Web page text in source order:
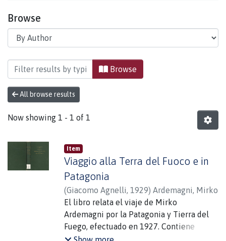
Browse
Browsing Área del Fuego by Author
Browse
All browse results
Now showing 1 - 1 of 1
Item
Viaggio alla Terra del Fuoco e in
Patagonia
(Giacomo Agnelli, 1929) Ardemagni, Mirko
El libro relata el viaje de Mirko
Ardemagni por la Patagonia y Tierra del
Fuego, efectuado en 1927. Contiene
innumerables imágenes de gran valor